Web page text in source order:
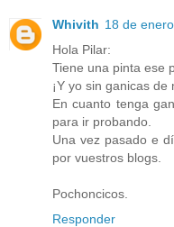
Whivith 18 de
Hola Pilar:
Tiene una pinta ese
¡Y yo sin ganicas de
En cuanto tenga
para ir probando.
Una vez pasado e
por vuestros blogs.
Pochoncicos.
Responder